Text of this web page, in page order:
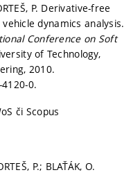
P. Derivative-free
dynamics analysis.
Conference on Soft
of Technology,
2010.
0.
či Scopus
P.; BLAŤÁK, O.